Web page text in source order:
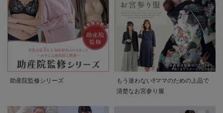
助産院監修シリーズ
もう迷わない!!ママのための上品で
清楚なお宮参り服